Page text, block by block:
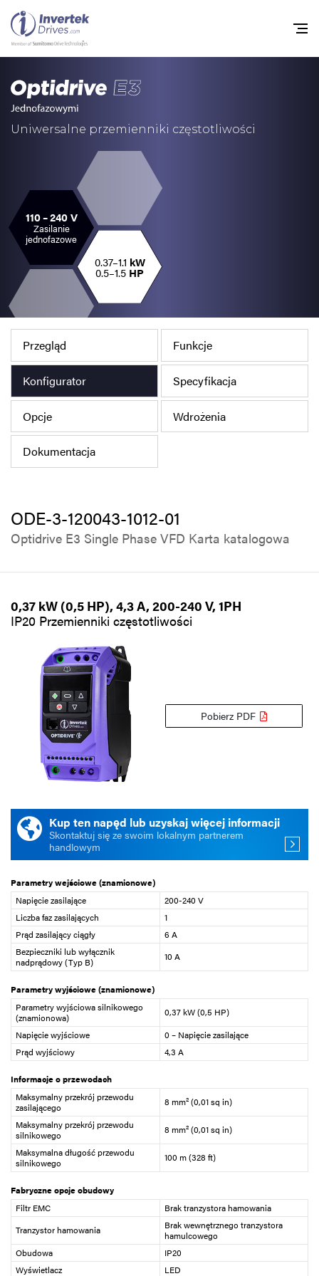
Uniwersalne przemienniki częstotliwości
110 – 240 V
Zasilanie
jednofazowe
0.37–1.1 kW
0.5–1.5 HP
Przegląd Funkcje
Konfigurator Specyfikacja
Opcje Wdrożenia
Dokumentacja
ODE-3-120043-1012-01
Optidrive E3 Single Phase VFD Karta katalogowa
0,37 kW (0,5 HP), 4,3 A, 200-240 V, 1PH
IP20 Przemienniki częstotliwości
Pobierz PDF
Kup ten napęd lub uzyskaj więcej informacji
Skontaktuj się ze swoim lokalnym partnerem
handlowym
Parametry wejściowe (znamionowe)
Napięcie zasilające
200-240 V
Liczba faz zasilających
1
Prąd zasilający ciągły
6 A
Bezpieczniki lub wyłącznik
nadprądowy (Typ B)
10 A
Parametry wyjściowe (znamionowe)
Parametry wyjściowa silnikowego
(znamionowa)
0,37 kW (0,5 HP)
Napięcie wyjściowe
0 – Napięcie zasilające
Prąd wyjściowy
4,3 A
Informacje o przewodach
Maksymalny przekrój przewodu
zasilającego
8 mm² (0,01 sq in)
Maksymalny przekrój przewodu
silnikowego
8 mm² (0,01 sq in)
Maksymalna długość przewodu
silnikowego
100 m (328 ft)
Fabryczne opcje obudowy
Filtr EMC
Brak tranzystora hamowania
Tranzystor hamowania
Brak wewnętrznego tranzystora
hamulcowego
Obudowa
IP20
Wyświetlacz
LED
Przemienniki
Polityka prywatności
Mapa strony
iSource